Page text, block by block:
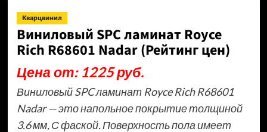
Кварцвинил
Виниловый SPC ламинат Royce
Rich R68601 Nadar (Рейтинг цен)
Цена от: 1225 руб.
Виниловый SPC ламинат Royce Rich R68601
Nadar — это напольное покрытие толщиной
3.6 мм, С фаской. Поверхность пола имеет